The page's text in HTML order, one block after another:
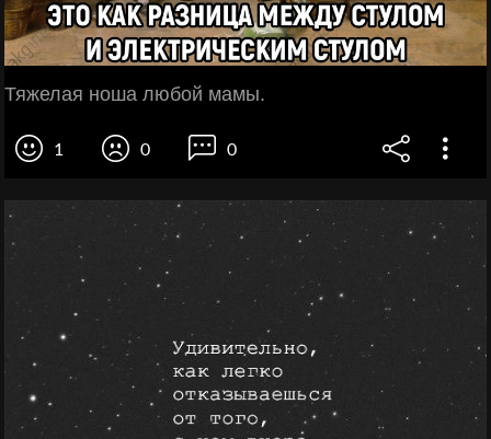
Тяжелая ноша любой мамы.
1 0 0